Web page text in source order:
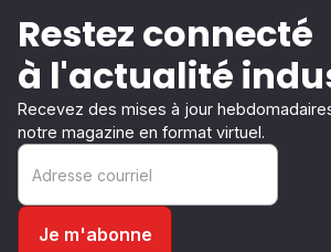
Restez connecté
à l'actualité
Recevez des mises à jour
notre magazine en format virtuel.